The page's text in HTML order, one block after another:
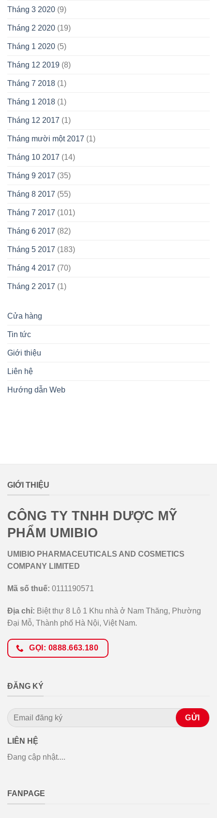
Tháng 3 2020 (9)
Tháng 2 2020 (19)
Tháng 1 2020 (5)
Tháng 12 2019 (8)
Tháng 7 2018 (1)
Tháng 1 2018 (1)
Tháng 12 2017 (1)
Tháng mười một 2017 (1)
Tháng 10 2017 (14)
Tháng 9 2017 (35)
Tháng 8 2017 (55)
Tháng 7 2017 (101)
Tháng 6 2017 (82)
Tháng 5 2017 (183)
Tháng 4 2017 (70)
Tháng 2 2017 (1)
Cửa hàng
Tin tức
Giới thiệu
Liên hệ
Hướng dẫn Web
GIỚI THIỆU
CÔNG TY TNHH DƯỢC MỸ
PHẨM UMIBIO
UMIBIO PHARMACEUTICALS AND COSMETICS
COMPANY LIMITED
Mã số thuế: 0111190571
Địa chỉ: Biệt thự 8 Lô 1 Khu nhà ở Nam Thăng, Phường
Đại Mỗ, Thành phố Hà Nội, Việt Nam.
GỌI: 0888.663.180
ĐĂNG KÝ
LIÊN HỆ
Đang cập nhật....
FANPAGE